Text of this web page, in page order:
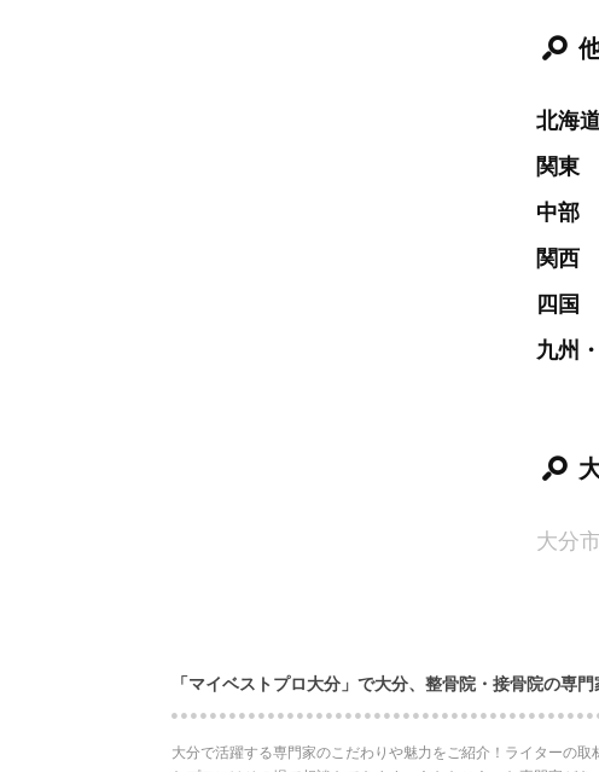
北海
関東
中部
関西
四国
九州
大分市
「マイベストプロ大分」で大分、整骨院・接骨院の専
大分で活躍する専門家のこだわりや魅力をご紹介！ライターの